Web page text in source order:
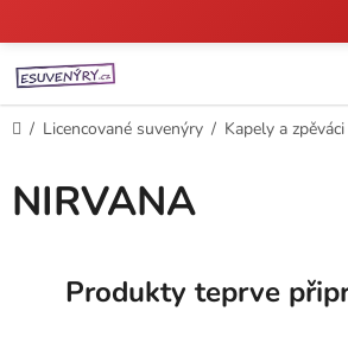
na
obsah
Domů
/ Licencované suvenýry / Kapely a zpěváci
NIRVANA
Produkty teprve